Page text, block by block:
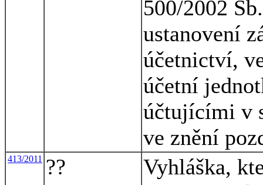
500/2002
ustanovení
účetnictví,
účetní
účtujícími v
ve znění
413/2011 ??
Vyhláška,